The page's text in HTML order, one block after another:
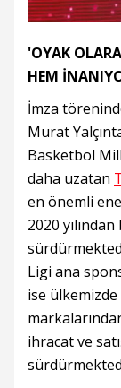
'OYAK
HEM
İmza
Murat
Basketbol
daha uzatan
en önemli
2020
Ligi ana
ise
ihracat ve